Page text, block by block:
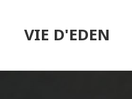
VIE D'EDEN